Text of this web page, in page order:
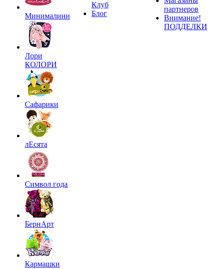
Минималини
Лори
КОЛОРИ
Сафарики
лЕсята
Символ года
БернАрт
Кармашки
Клуб
Блог
партнеров
Внимание!
ПОДДЕЛКИ